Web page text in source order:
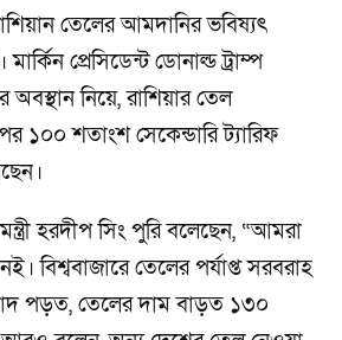
তেলের আমদানির ভবিষ্যৎ
প্রেসিডেন্ট ডোনাল্ড ট্রাম্প
অবস্থান নিয়ে, রাশিয়ার তেল
১০০ শতাংশ সেকেন্ডারি ট্যারিফ
হরদীপ সিং পুরি বলেছেন, “আমরা
বিশ্ববাজারে তেলের পর্যাপ্ত সরবরাহ
পড়ত, তেলের দাম বাড়ত ১৩০